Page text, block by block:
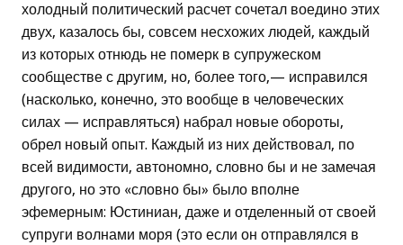
холодный политический расчет сочетал воедино этих
двух, казалось бы, совсем несхожих людей, каждый
из которых отнюдь не померк в супружеском
сообществе с другим, но, более того,— исправился
(насколько, конечно, это вообще в человеческих
силах — исправляться) набрал новые обороты,
обрел новый опыт. Каждый из них действовал, по
всей видимости, автономно, словно бы и не замечая
другого, но это «словно бы» было вполне
эфемерным: Юстиниан, даже и отделенный от своей
супруги волнами моря (это если он отправлялся в